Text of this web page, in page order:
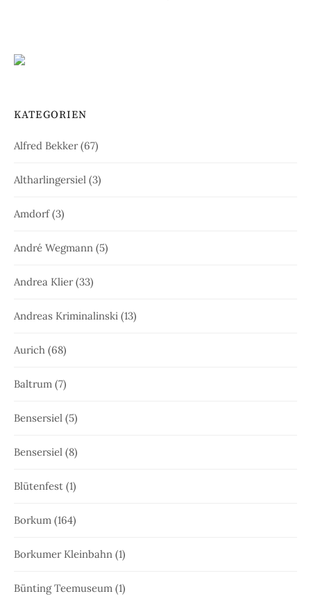
KATEGORIEN
Alfred Bekker(67)
Altharlingersiel (3)
Amdorf(3)
André Wegmann (5)
Andrea Klier(33)
Andreas Kriminalinski (13)
Aurich (68)
Baltrum (7)
Bensersiel (5)
Bensersiel (8)
Blütenfest (1)
Borkum (164)
Borkumer Kleinbahn (1)
Bünting Teemuseum (1)